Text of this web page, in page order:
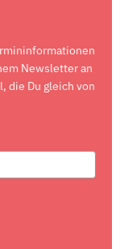
Newsletter an
die Du gleich von